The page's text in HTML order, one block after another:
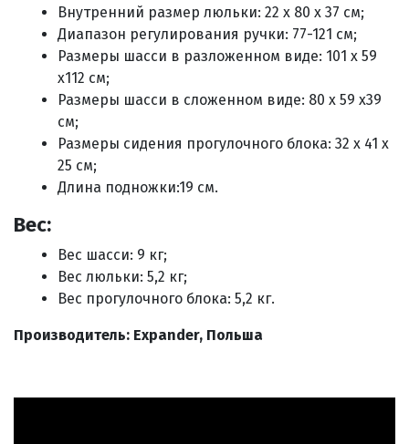
Внутренний размер люльки: 22 x 80 x 37 см;
Диапазон регулирования ручки: 77-121 см;
Размеры шасси в разложенном виде: 101 x 59
x112 см;
Размеры шасси в сложенном виде: 80 x 59 x39
см;
Размеры сидения прогулочного блока: 32 x 41 x
25 см;
Длина подножки:19 см.
Вес:
Вес шасси: 9 кг;
Вес люльки: 5,2 кг;
Вес прогулочного блока: 5,2 кг.
Производитель: Expander, Польша